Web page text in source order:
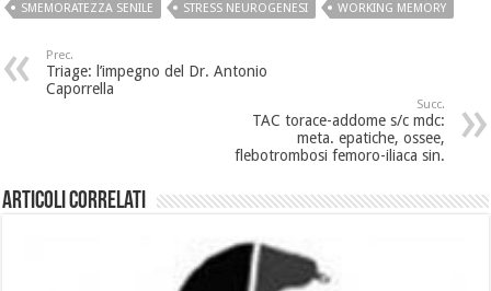
SMEMORATEZZA SENILE
STRESS NEUROGENESI WORKING MEMORY
Prec.
Triage: l’impegno del Dr. Antonio
Caporrella
Succ.
TAC torace-addome s/c mdc:
meta. epatiche, ossee,
flebotrombosi femoro-iliaca sin.
Articoli Correlati